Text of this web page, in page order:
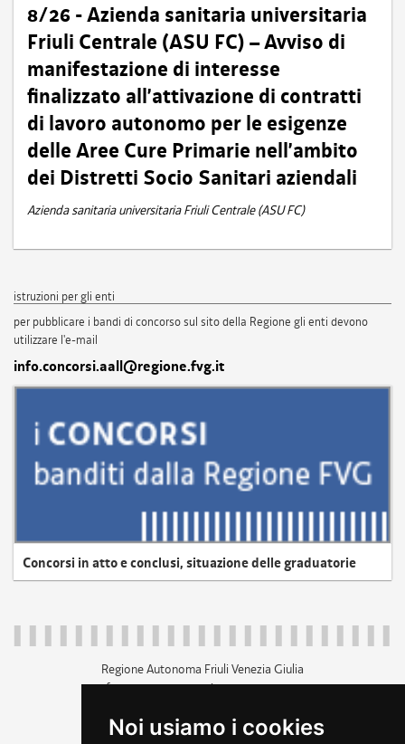
Noi usiamo i cookies
8/26 - Azienda sanitaria universitaria
Friuli Centrale (ASU FC) – Avviso di
manifestazione di interesse
finalizzato all’attivazione di contratti
di lavoro autonomo per le esigenze
delle Aree Cure Primarie nell’ambito
dei Distretti Socio Sanitari aziendali
Azienda sanitaria universitaria Friuli Centrale (ASU FC)
istruzioni per gli enti
per pubblicare i bandi di concorso sul sito della Regione gli enti devono
utilizzare l'e-mail
info.concorsi.aall@regione.fvg.it
Concorsi in atto e conclusi, situazione delle graduatorie
Regione Autonoma Friuli Venezia Giulia
c.f. 80014930327; p.iva 00526040324
+39 040 3771111